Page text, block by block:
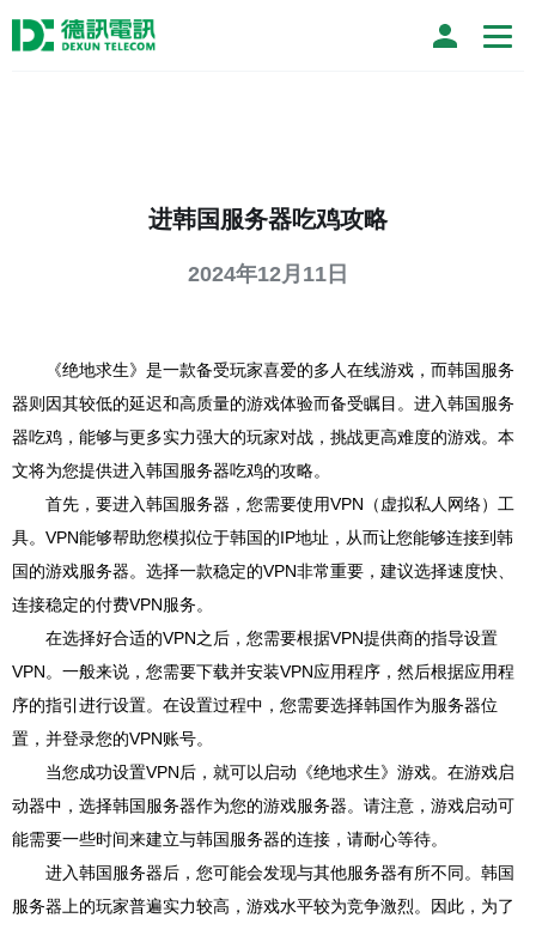
进韩国服务器吃鸡攻略
2024年12月11日
《绝地求生》是一款备受玩家喜爱的多人在线游戏，而韩国服务
器则因其较低的延迟和高质量的游戏体验而备受瞩目。进入韩国服务
器吃鸡，能够与更多实力强大的玩家对战，挑战更高难度的游戏。本
文将为您提供进入韩国服务器吃鸡的攻略。
首先，要进入韩国服务器，您需要使用VPN（虚拟私人网络）工
具。VPN能够帮助您模拟位于韩国的IP地址，从而让您能够连接到韩
国的游戏服务器。选择一款稳定的VPN非常重要，建议选择速度快、
连接稳定的付费VPN服务。
在选择好合适的VPN之后，您需要根据VPN提供商的指导设置
VPN。一般来说，您需要下载并安装VPN应用程序，然后根据应用程
序的指引进行设置。在设置过程中，您需要选择韩国作为服务器位
置，并登录您的VPN账号。
当您成功设置VPN后，就可以启动《绝地求生》游戏。在游戏启
动器中，选择韩国服务器作为您的游戏服务器。请注意，游戏启动可
能需要一些时间来建立与韩国服务器的连接，请耐心等待。
进入韩国服务器后，您可能会发现与其他服务器有所不同。韩国
服务器上的玩家普遍实力较高，游戏水平较为竞争激烈。因此，为了